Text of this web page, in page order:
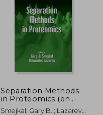
40%
dcto.
Separation Methods
in Proteomics (en
Inglés)
Smejkal, Gary B. ; Lazarev,